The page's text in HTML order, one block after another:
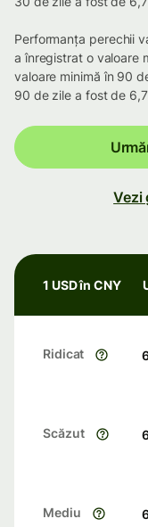
Performanța perechii
a înregistrat o valoare
valoare minimă în 90
90 de zile a fost de
Vezi
1 USD în CNY
Ridicat
Scăzut
Mediu